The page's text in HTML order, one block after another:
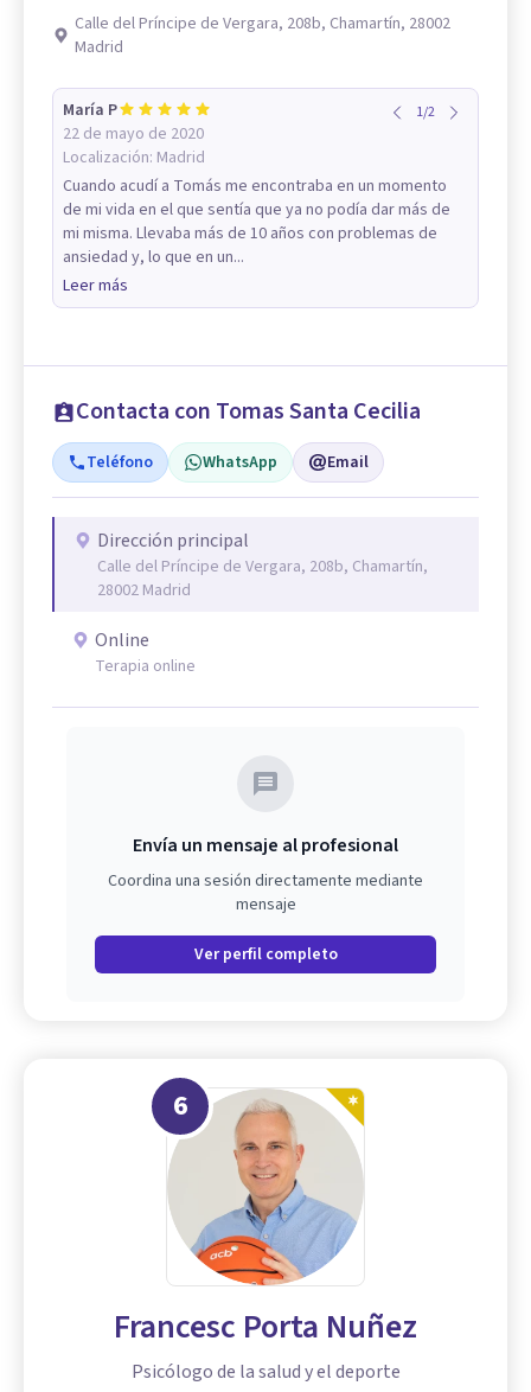
Calle del Príncipe de Vergara, 208b, Chamartín, 28002
Madrid
María P
22 de mayo de 2020
Localización: Madrid
1/2
Cuando acudí a Tomás me encontraba en un momento
de mi vida en el que sentía que ya no podía dar más de
mi misma. Llevaba más de 10 años con problemas de
ansiedad y, lo que en un...
Leer más
Contacta con Tomas Santa Cecilia
Teléfono WhatsApp Email
Dirección principal
Calle del Príncipe de Vergara, 208b, Chamartín,
28002 Madrid
Online
Terapia online
Envía un mensaje al profesional
Coordina una sesión directamente mediante
mensaje
Ver perfil completo
6
Francesc Porta Nuñez
Psicólogo de la salud y el deporte